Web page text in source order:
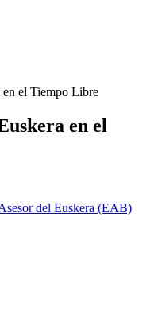
en el Tiempo Libre
en el
del Euskera (EAB)